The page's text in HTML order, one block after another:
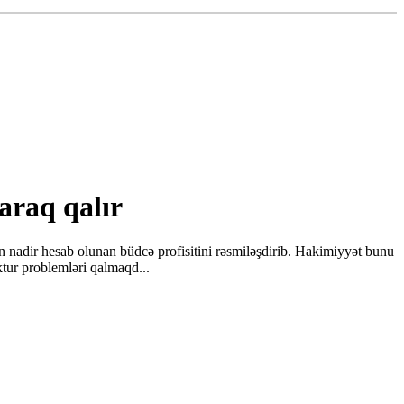
qalır
nadir hesab olunan büdcə profisitini rəsmiləşdirib. Hakimiyyət bunu
problemləri qalmaqd...